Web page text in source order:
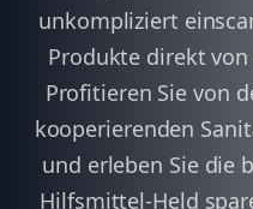
unkompliziert
Produkte direkt von
Profitieren Sie von
kooperierenden
und erleben Sie die
Hilfsmittel-Held